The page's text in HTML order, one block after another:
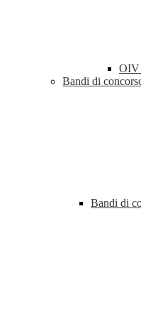
OIV
Bandi di
Bandi di